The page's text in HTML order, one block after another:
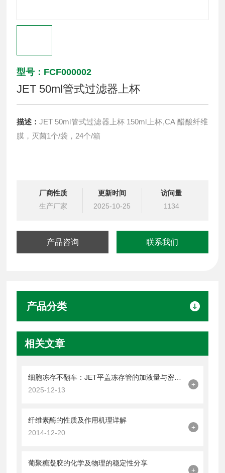
型号：FCF000002
JET 50ml管式过滤器上杯
描述：JET 50ml管式过滤器上杯 150ml上杯,CA 醋酸纤维
膜，灭菌1个/袋，24个/箱
厂商性质
生产厂家
更新时间
2025-10-25
访问量
1134
产品咨询 联系我们
产品分类
相关文章
2025-12-13
+
纤维素酶的性质及作用机理详解
2014-12-20
+
葡聚糖凝胶的化学及物理的稳定性分享
+